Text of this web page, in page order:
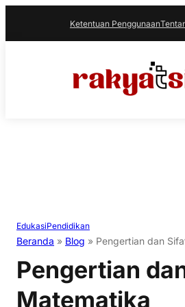
Ketentuan Penggunaan
EdukasiPendidikan
Beranda » Blog » Pengertian dan
Pengertian
Matematika